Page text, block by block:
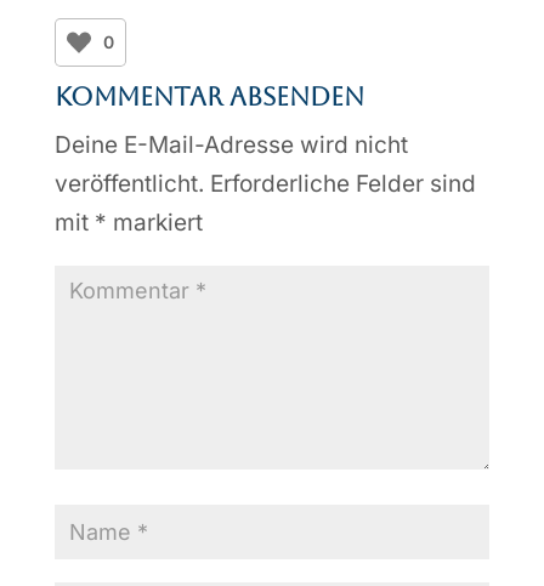
0
Kommentar absenden
Deine E-Mail-Adresse wird nicht
veröffentlicht. Erforderliche Felder sind
mit * markiert